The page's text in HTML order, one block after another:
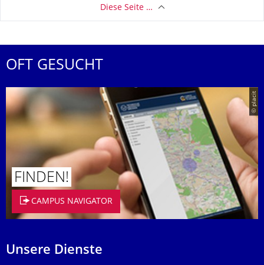
Diese Seite …
OFT GESUCHT
© placit
FINDEN!
CAMPUS NAVIGATOR
Unsere Dienste